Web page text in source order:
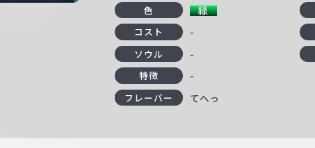
色
コスト -
ソウル -
特徴
-
フレーバー てへっ